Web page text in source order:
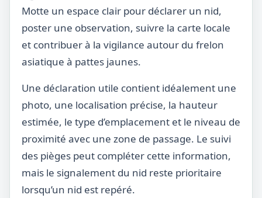
Motte un espace clair pour déclarer un nid,
poster une observation, suivre la carte locale
et contribuer à la vigilance autour du frelon
asiatique à pattes jaunes.
Une déclaration utile contient idéalement une
photo, une localisation précise, la hauteur
estimée, le type d’emplacement et le niveau de
proximité avec une zone de passage. Le suivi
des pièges peut compléter cette information,
mais le signalement du nid reste prioritaire
lorsqu’un nid est repéré.